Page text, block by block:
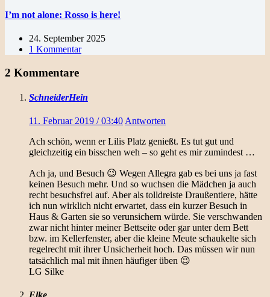
I’m not alone: Rosso is here!
24. September 2025
1 Kommentar
2 Kommentare
SchneiderHein
11. Februar 2019 / 03:40 Antworten
Ach schön, wenn er Lilis Platz genießt. Es tut gut und
gleichzeitig ein bisschen weh – so geht es mir zumindest …
Ach ja, und Besuch 😉 Wegen Allegra gab es bei uns ja fast
keinen Besuch mehr. Und so wuchsen die Mädchen ja auch
recht besuchsfrei auf. Aber als tolldreiste Draußentiere, hätte
ich nun wirklich nicht erwartet, dass ein kurzer Besuch in
Haus & Garten sie so verunsichern würde. Sie verschwanden
zwar nicht hinter meiner Bettseite oder gar unter dem Bett
bzw. im Kellerfenster, aber die kleine Meute schaukelte sich
regelrecht mit ihrer Unsicherheit hoch. Das müssen wir nun
tatsächlich mal mit ihnen häufiger üben 😉
LG Silke